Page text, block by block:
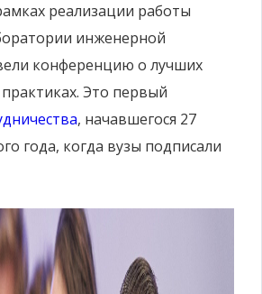
реализации работы
инженерной
конференцию о лучших
практиках. Это первый
, начавшегося 27
года, когда вузы подписали